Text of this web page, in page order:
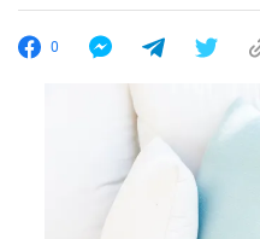
0